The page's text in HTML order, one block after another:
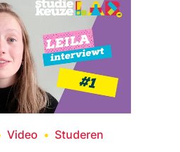
Video Studeren